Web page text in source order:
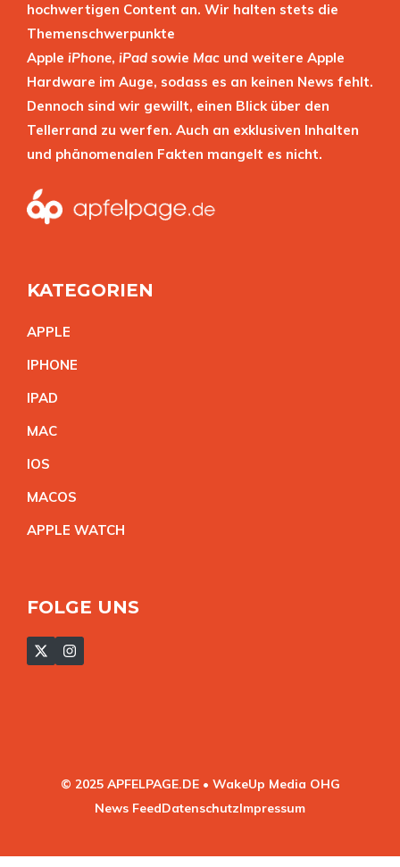
hochwertigen Content an. Wir halten stets die
Themenschwerpunkte
Apple iPhone, iPad sowie Mac und weitere Apple
Hardware im Auge, sodass es an keinen News fehlt.
Dennoch sind wir gewillt, einen Blick über den
Tellerrand zu werfen. Auch an exklusiven Inhalten
und phänomenalen Fakten mangelt es nicht.
KATEGORIEN
APPLE
IPHONE
IPAD
MAC
IOS
MACOS
APPLE WATCH
FOLGE UNS
© 2025 APFELPAGE.DE • WakeUp Media OHG
News FeedDatenschutzImpressum